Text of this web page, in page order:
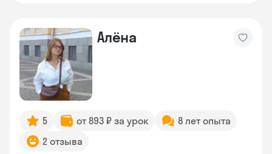
Алёна
5 от 893 ₽ за урок
8 лет опыта
2 отзыва